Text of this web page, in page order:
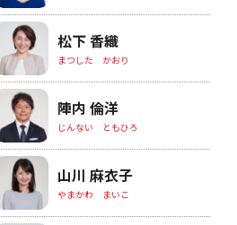
松下 香織
まつした かおり
陣内 倫洋
じんない ともひろ
山川 麻衣子
やまかわ まいこ